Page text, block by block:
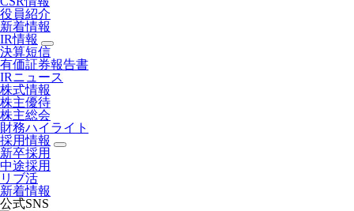
役員紹介
新着情報
IR情報
決算短信
有価証券報告書
IRニュース
株式情報
株主優待
株主総会
財務ハイライト
採用情報
新卒採用
中途採用
リブ活
新着情報
公式SNS